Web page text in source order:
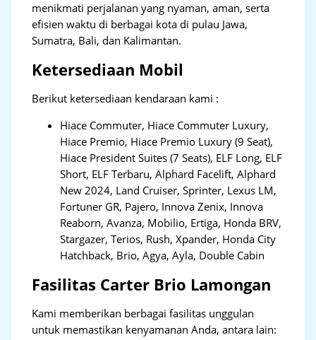
menikmati perjalanan yang nyaman, aman, serta
efisien waktu di berbagai kota di pulau Jawa,
Sumatra, Bali, dan Kalimantan.
Ketersediaan Mobil
Berikut ketersediaan kendaraan kami :
Hiace Commuter, Hiace Commuter Luxury,
Hiace Premio, Hiace Premio Luxury (9 Seat),
Hiace President Suites (7 Seats), ELF Long, ELF
Short, ELF Terbaru, Alphard Facelift, Alphard
New 2024, Land Cruiser, Sprinter, Lexus LM,
Fortuner GR, Pajero, Innova Zenix, Innova
Reaborn, Avanza, Mobilio, Ertiga, Honda BRV,
Stargazer, Terios, Rush, Xpander, Honda City
Hatchback, Brio, Agya, Ayla, Double Cabin
Fasilitas Carter Brio Lamongan
Kami memberikan berbagai fasilitas unggulan
untuk memastikan kenyamanan Anda, antara lain: